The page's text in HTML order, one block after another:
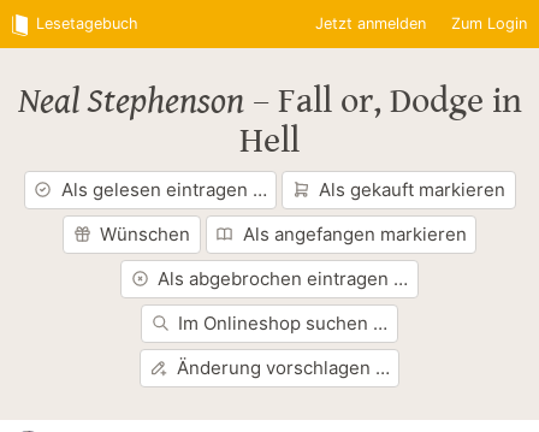
Lesetagebuch Jetzt anmelden Zum Login
Neal Stephenson– Fall or, Dodge in
Hell
Als gelesen eintragen …
Als gekauft markieren
Wünschen
Als angefangen markieren
Als abgebrochen eintragen …
Im Onlineshop suchen …
Änderung vorschlagen …